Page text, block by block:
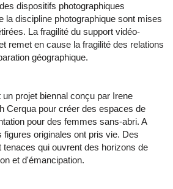
dispositifs photographiques
la discipline photographique sont mises
La fragilité du support vidéo-
remet en cause la fragilité des relations
géographique.
projet biennal conçu par Irene
Cerqua pour créer des espaces de
pour des femmes sans-abri. A
figures originales ont pris vie. Des
tenaces qui ouvrent des horizons de
et d'émancipation.